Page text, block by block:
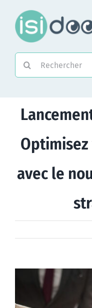
contenu
avec le
l'image
agrandie